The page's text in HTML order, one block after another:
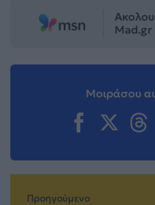
Mad.gr
Μοιράσου
Προηγούμενο